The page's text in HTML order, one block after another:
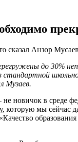
сказал Анзор
до 30%
Музаев.
новичок в среде
которую мы сейчас